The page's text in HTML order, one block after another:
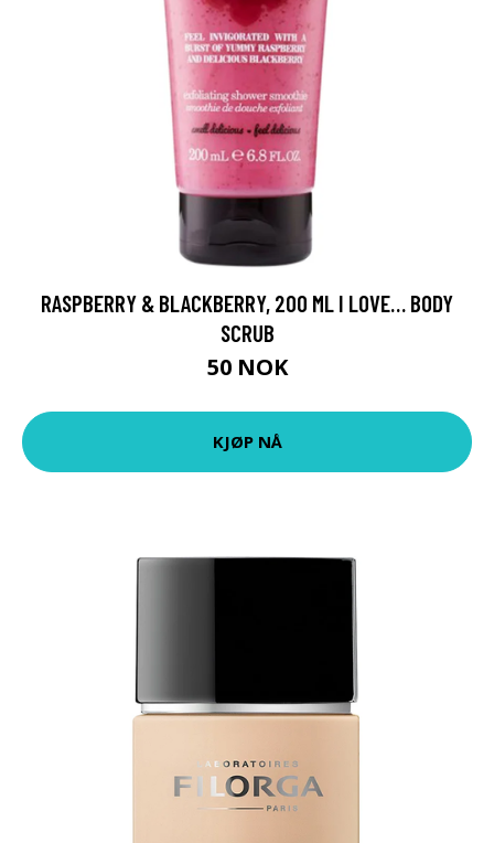
RASPBERRY & BLACKBERRY, 200 ML I LOVE… BODY
SCRUB
50 NOK
KJØP NÅ